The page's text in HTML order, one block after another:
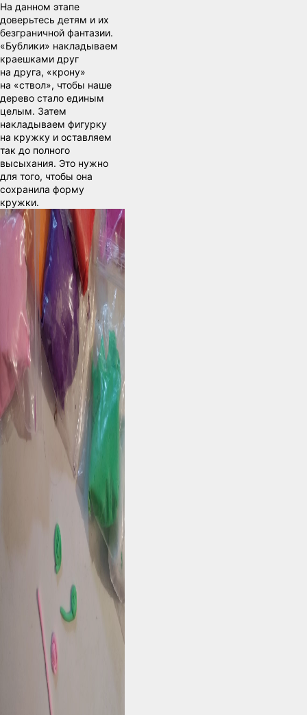
На данном этапе
доверьтесь детям и их
безграничной фантазии.
«Бублики» накладываем
краешками друг
на друга, «крону»
на «ствол», чтобы наше
дерево стало единым
целым. Затем
накладываем фигурку
на кружку и оставляем
так до полного
высыхания. Это нужно
для того, чтобы она
сохранила форму
кружки.